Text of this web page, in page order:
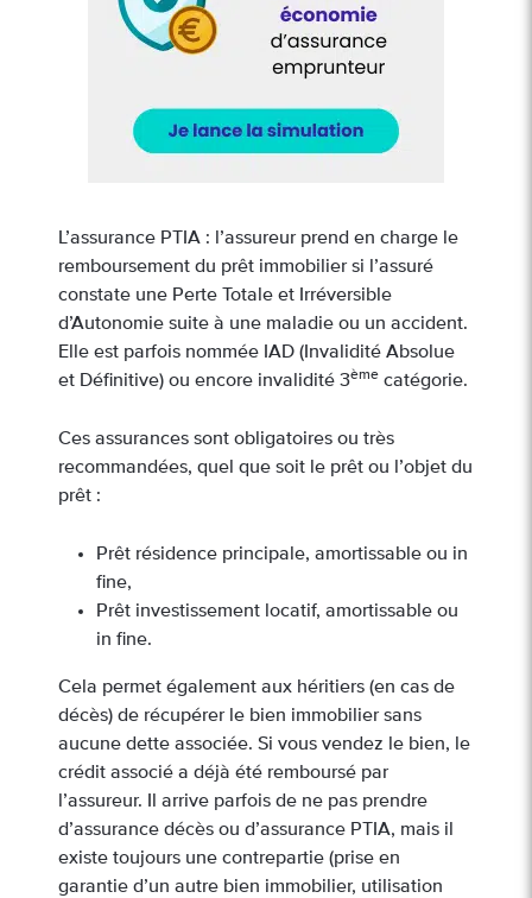
L’assurance PTIA : l’assureur prend en charge le
remboursement du prêt immobilier si l’assuré
constate une Perte Totale et Irréversible
d’Autonomie suite à une maladie ou un accident.
Elle est parfois nommée IAD (Invalidité Absolue
et Définitive) ou encore invalidité 3ème catégorie.
Ces assurances sont obligatoires ou très
recommandées, quel que soit le prêt ou l’objet du
prêt :
Prêt résidence principale, amortissable ou in
fine,
Prêt investissement locatif, amortissable ou
in fine.
Cela permet également aux héritiers (en cas de
décès) de récupérer le bien immobilier sans
aucune dette associée. Si vous vendez le bien, le
crédit associé a déjà été remboursé par
l’assureur. Il arrive parfois de ne pas prendre
d’assurance décès ou d’assurance PTIA, mais il
existe toujours une contrepartie (prise en
garantie d’un autre bien immobilier, utilisation